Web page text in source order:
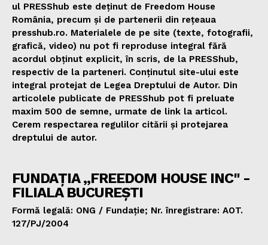
ul PRESShub este deținut de Freedom House
România, precum și de partenerii din rețeaua
presshub.ro. Materialele de pe site (texte, fotografii,
grafică, video) nu pot fi reproduse integral fără
acordul obținut explicit, în scris, de la PRESShub,
respectiv de la parteneri. Conținutul site-ului este
integral protejat de Legea Dreptului de Autor. Din
articolele publicate de PRESShub pot fi preluate
maxim 500 de semne, urmate de link la articol.
Cerem respectarea regulilor citării și protejarea
dreptului de autor.
FUNDAȚIA „FREEDOM HOUSE INC" -
FILIALA BUCUREȘTI
Formă legală: ONG / Fundație; Nr. înregistrare: AOT.
127/PJ/2004